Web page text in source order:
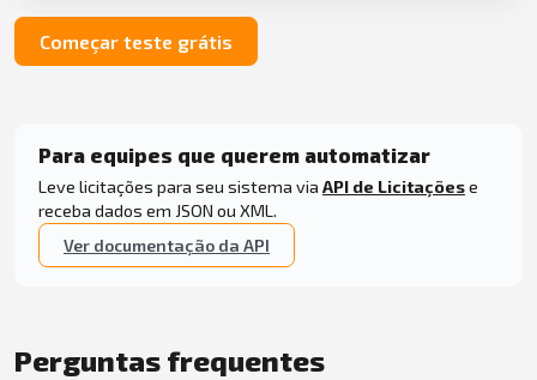
Começar teste grátis
Para equipes que querem automatizar
Leve licitações para seu sistema via API de Licitaçõese
receba dados em JSON ou XML.
Ver documentação da API
Perguntas frequentes